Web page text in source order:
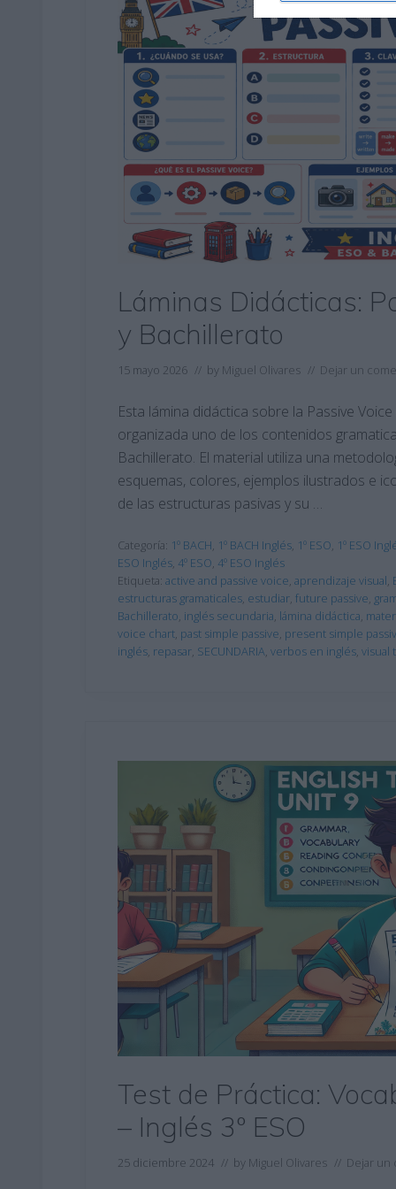
Láminas Didácticas:
y Bachillerato
15 mayo 2026 // by Miguel Olivares // Dejar un
Esta lámina didáctica sobre la Passive
organizada uno de los contenidos
Bachillerato. El material utiliza una
esquemas, colores, ejemplos ilustrados e
de las estructuras pasivas y su …
Categoría: 1º BACH, 1º BACH Inglés, 1º ESO, 1º ESO
ESO Inglés, 4º ESO, 4º ESO Inglés
Etiqueta: active and passive voice, aprendizaje visual,
estructuras gramaticales, estudiar, future passive,
Bachillerato, inglés secundaria, lámina didáctica,
voice chart, past simple passive, present simple
inglés, repasar, SECUNDARIA, verbos en inglés, visual
Test de Práctica:
– Inglés 3º ESO
25 diciembre 2024 // by Miguel Olivares // Dejar un